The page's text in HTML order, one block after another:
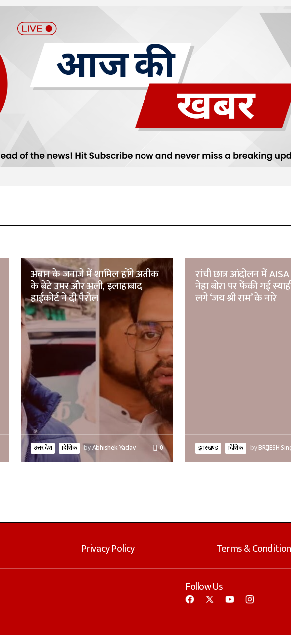
अबान के जनाजे में शामिल होंगे अतीक
के बेटे उमर और अली, इलाहाबाद
हाईकोर्ट ने दी पैरोल
उत्तर प्रदेश प्रादेशिक byAbhishek Yadav 0
रांची छात्र आंदोलन में
नेहा बोरा पर फेंकी गई
लगे ‘जय श्री राम’ के नारे
झारखण्ड प्रादेशिक byBRIJESH
Privacy Policy Terms &
Follow Us